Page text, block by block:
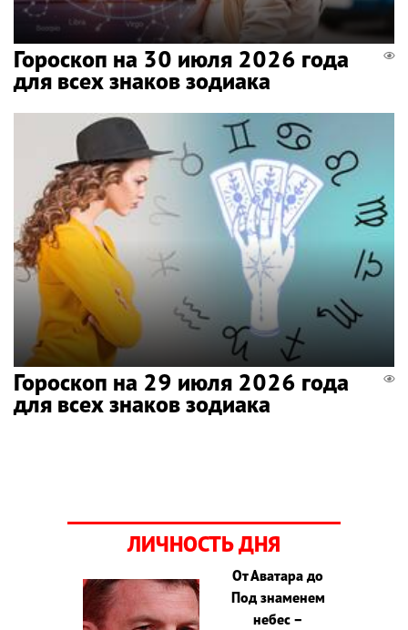
Гороскоп на 30 июля 2026 года
для всех знаков зодиака
Гороскоп на 29 июля 2026 года
для всех знаков зодиака
ЛИЧНОСТЬ ДНЯ
От Аватара до
Под знаменем
небес –